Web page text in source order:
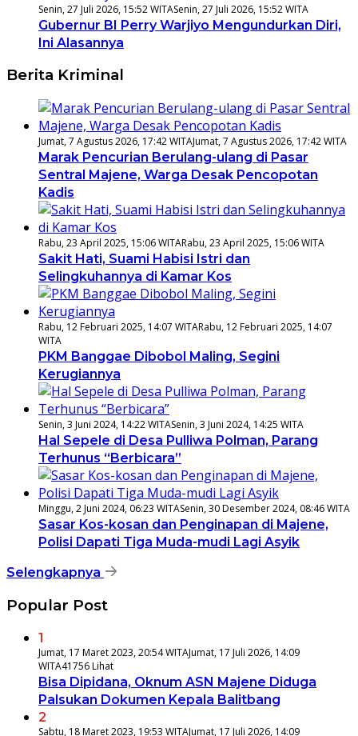
Senin, 27 Juli 2026, 15:52 WITASenin, 27 Juli 2026, 15:52 WITA
Gubernur BI Perry Warjiyo Mengundurkan Diri,
Ini Alasannya
Berita Kriminal
Jumat, 7 Agustus 2026, 17:42 WITAJumat, 7 Agustus 2026, 17:42 WITA
Marak Pencurian Berulang-ulang di Pasar
Sentral Majene, Warga Desak Pencopotan
Kadis
Rabu, 23 April 2025, 15:06 WITARabu, 23 April 2025, 15:06 WITA
Sakit Hati, Suami Habisi Istri dan
Selingkuhannya di Kamar Kos
Rabu, 12 Februari 2025, 14:07 WITARabu, 12 Februari 2025, 14:07
WITA
PKM Banggae Dibobol Maling, Segini
Kerugiannya
Senin, 3 Juni 2024, 14:22 WITASenin, 3 Juni 2024, 14:25 WITA
Hal Sepele di Desa Pulliwa Polman, Parang
Terhunus “Berbicara”
Minggu, 2 Juni 2024, 06:23 WITASenin, 30 Desember 2024, 08:46 WITA
Sasar Kos-kosan dan Penginapan di Majene,
Polisi Dapati Tiga Muda-mudi Lagi Asyik
Selengkapnya
Popular Post
1
Jumat, 17 Maret 2023, 20:54 WITAJumat, 17 Juli 2026, 14:09
WITA41756 Lihat
Bisa Dipidana, Oknum ASN Majene Diduga
Palsukan Dokumen Kepala Balitbang
2
Sabtu, 18 Maret 2023, 19:53 WITAJumat, 17 Juli 2026, 14:09